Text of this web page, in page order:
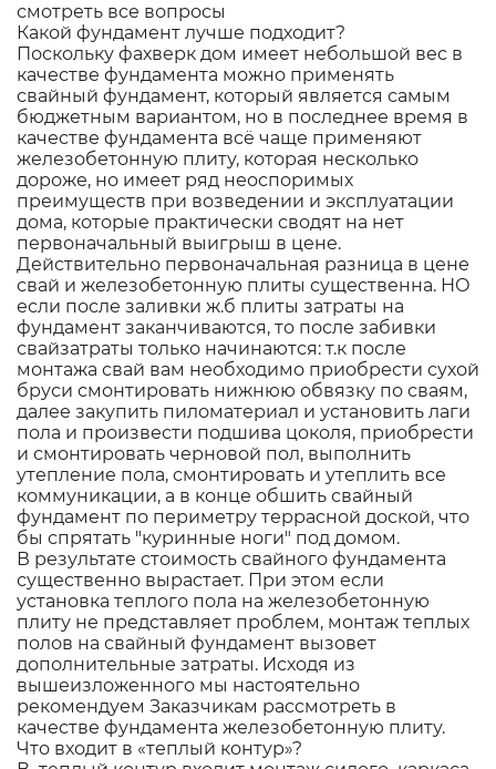
смотреть все вопросы
Какой фундамент лучше подходит?
Поскольку фахверк дом имеет небольшой вес в
качестве фундамента можно применять
свайный фундамент, который является самым
бюджетным вариантом, но в последнее время в
качестве фундамента всё чаще применяют
железобетонную плиту, которая несколько
дороже, но имеет ряд неоспоримых
преимуществ при возведении и эксплуатации
дома, которые практически сводят на нет
первоначальный выигрыш в цене.
Действительно первоначальная разница в цене
свай и железобетонную плиты существенна. НО
если после заливки ж.б плиты затраты на
фундамент заканчиваются, то после забивки
свайзатраты только начинаются: т.к после
монтажа свай вам необходимо приобрести сухой
бруси смонтировать нижнюю обвязку по сваям,
далее закупить пиломатериал и установить лаги
пола и произвести подшива цоколя, приобрести
и смонтировать черновой пол, выполнить
утепление пола, смонтировать и утеплить все
коммуникации, а в конце обшить свайный
фундамент по периметру террасной доской, что
бы спрятать "куринные ноги" под домом.
В результате стоимость свайного фундамента
существенно вырастает. При этом если
установка теплого пола на железобетонную
плиту не представляет проблем, монтаж теплых
полов на свайный фундамент вызовет
дополнительные затраты. Исходя из
вышеизложенного мы настоятельно
рекомендуем Заказчикам рассмотреть в
качестве фундамента железобетонную плиту.
Что входит в «теплый контур»?